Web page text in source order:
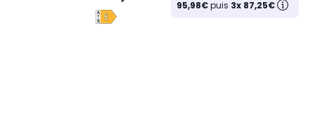
95,98€puis 3x 87,25€